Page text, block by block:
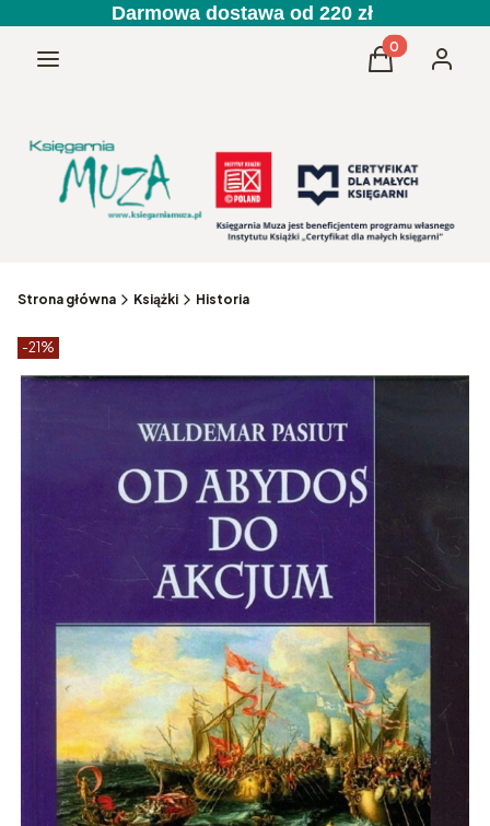
Darmowa dostawa od 220 zł
Menu Produkty w
Koszyk
Strona główna Książki Historia
Etykiety produktu
-21%